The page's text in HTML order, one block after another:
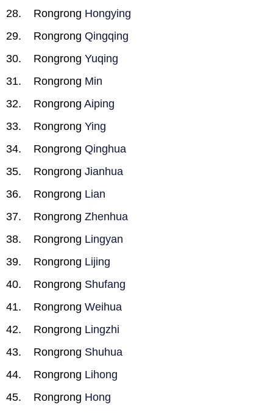
Rongrong Hongying
Rongrong Qingqing
Rongrong Yuqing
Rongrong Min
Rongrong Aiping
Rongrong Ying
Rongrong Qinghua
Rongrong Jianhua
Rongrong Lian
Rongrong Zhenhua
Rongrong Lingyan
Rongrong Lijing
Rongrong Shufang
Rongrong Weihua
Rongrong Lingzhi
Rongrong Shuhua
Rongrong Lihong
Rongrong Hong